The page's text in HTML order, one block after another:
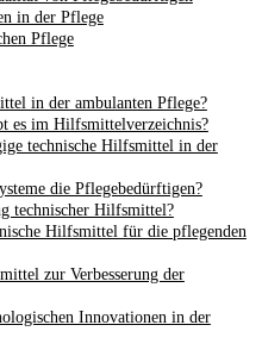
in der Pflege
Pflege
in der ambulanten Pflege?
es im Hilfsmittelverzeichnis?
technische Hilfsmittel in der
die Pflegebedürftigen?
technischer Hilfsmittel?
Hilfsmittel für die pflegenden
zur Verbesserung der
Innovationen in der